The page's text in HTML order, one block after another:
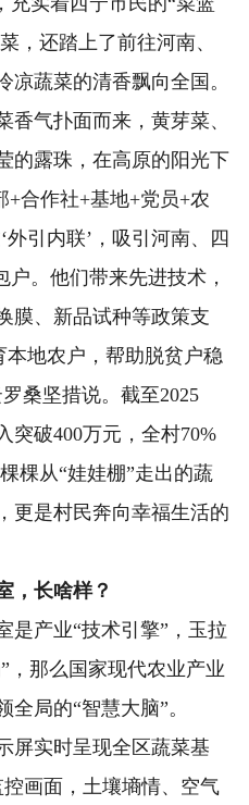
，还踏上了前往河南、
蔬菜的清香飘向全国。
气扑面而来，黄芽菜、
的露珠，在高原的阳光下
+合作社+基地+党员+农
外引内联’，吸引河南、四
户。他们带来先进技术，
膜、新品试种等政策支
本地农户，帮助脱贫户稳
桑坚措说。截至2025
突破400万元，全村70%
棵从“娃娃棚”走出的蔬
更是村民奔向幸福生活的
，长啥样？
产业“技术引擎”，玉拉
，那么国家现代农业产业
局的“智慧大脑”。
实时呈现全区蔬菜基
画面，土壤墒情、空气